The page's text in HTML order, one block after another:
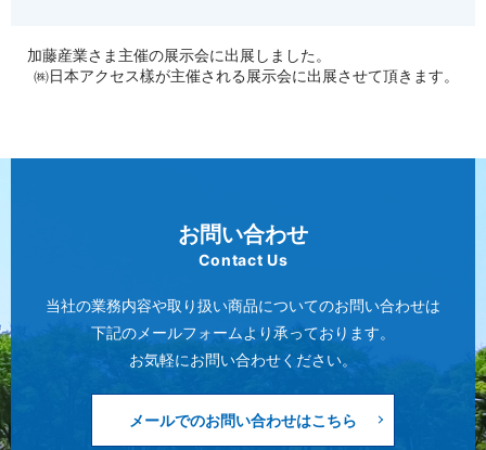
加藤産業さま主催の展示会に出展しました。
㈱日本アクセス樣が主催される展示会に出展させて頂きます。
お問い合わせ
Contact Us
当社の業務内容や取り扱い商品についてのお問い合わせは
下記のメールフォームより承っております。
お気軽にお問い合わせください。
メールでのお問い合わせはこちら